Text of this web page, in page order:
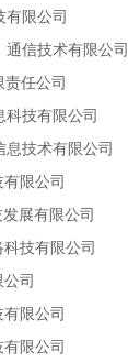
限公司
信技术有限公司
任公司
技有限公司
技术有限公司
限公司
展有限公司
技有限公司
司
限公司
限公司